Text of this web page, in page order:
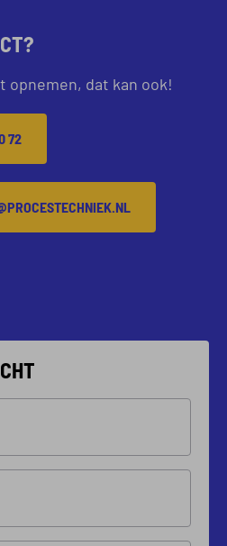
opnemen, dat kan ook!
72